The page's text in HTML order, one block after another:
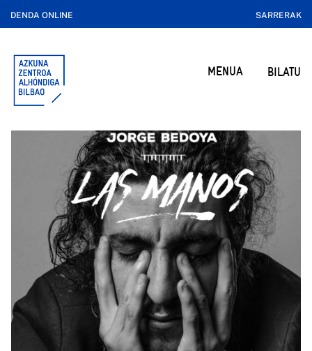
DENDA ONLINE SARRERAK
MENUA BILATU